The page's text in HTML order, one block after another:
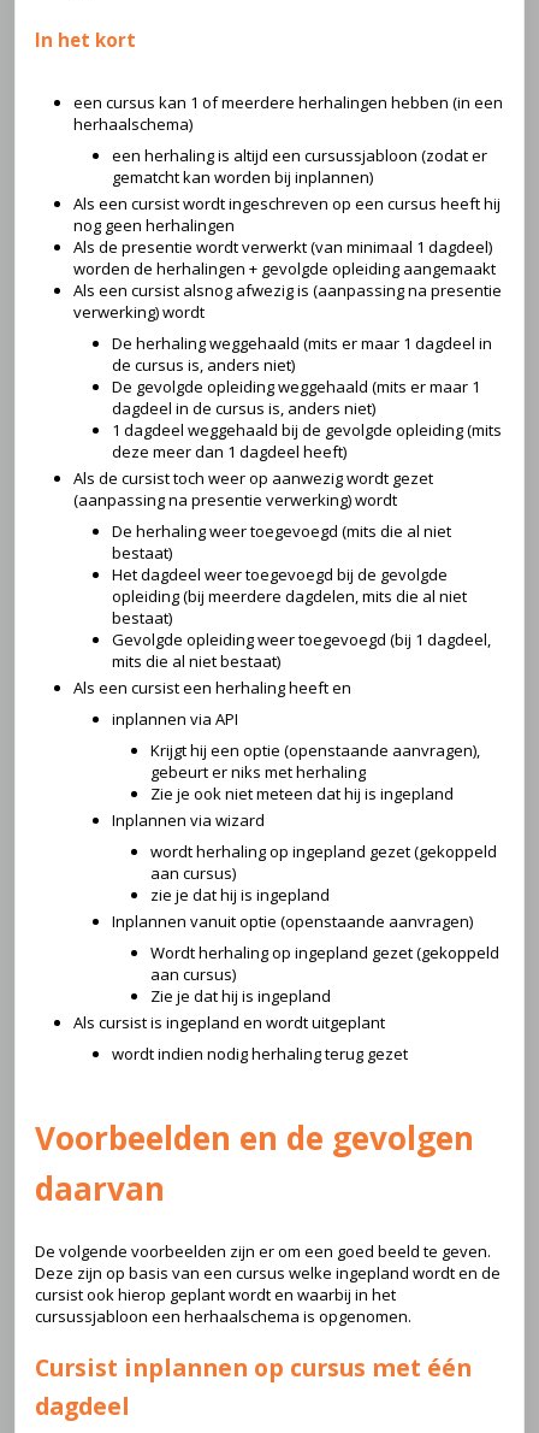
In het kort
een cursus kan 1 of meerdere herhalingen hebben (in een
herhaalschema)
een herhaling is altijd een cursussjabloon (zodat er
gematcht kan worden bij inplannen)
Als een cursist wordt ingeschreven op een cursus heeft hij
nog geen herhalingen
Als de presentie wordt verwerkt (van minimaal 1 dagdeel)
worden de herhalingen + gevolgde opleiding aangemaakt
Als een cursist alsnog afwezig is (aanpassing na presentie
verwerking) wordt
De herhaling weggehaald (mits er maar 1 dagdeel in
de cursus is, anders niet)
De gevolgde opleiding weggehaald (mits er maar 1
dagdeel in de cursus is, anders niet)
1 dagdeel weggehaald bij de gevolgde opleiding (mits
deze meer dan 1 dagdeel heeft)
Als de cursist toch weer op aanwezig wordt gezet
(aanpassing na presentie verwerking) wordt
De herhaling weer toegevoegd (mits die al niet
bestaat)
Het dagdeel weer toegevoegd bij de gevolgde
opleiding (bij meerdere dagdelen, mits die al niet
bestaat)
Gevolgde opleiding weer toegevoegd (bij 1 dagdeel,
mits die al niet bestaat)
Als een cursist een herhaling heeft en
inplannen via API
Krijgt hij een optie (openstaande aanvragen),
gebeurt er niks met herhaling
Zie je ook niet meteen dat hij is ingepland
Inplannen via wizard
wordt herhaling op ingepland gezet (gekoppeld
aan cursus)
zie je dat hij is ingepland
Inplannen vanuit optie (openstaande aanvragen)
Wordt herhaling op ingepland gezet (gekoppeld
aan cursus)
Zie je dat hij is ingepland
Als cursist is ingepland en wordt uitgeplant
wordt indien nodig herhaling terug gezet
Voorbeelden en de gevolgen
daarvan
De volgende voorbeelden zijn er om een goed beeld te geven.
Deze zijn op basis van een cursus welke ingepland wordt en de
cursist ook hierop geplant wordt en waarbij in het
cursussjabloon een herhaalschema is opgenomen.
Cursist inplannen op cursus met één
dagdeel